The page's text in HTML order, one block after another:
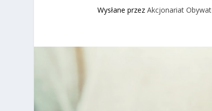
Wysłane przezAkcjonariat